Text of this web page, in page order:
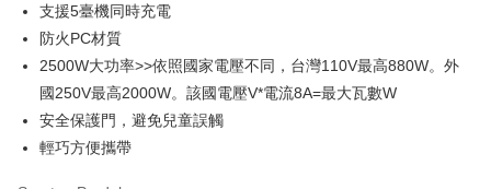
萊爾富取貨付款
NT$60/pesanan | Penghantaran percuma untuk pesanan
NT$598 atau lebih
付款後萊爾富取貨
NT$60/pesanan | Penghantaran percuma untuk pesanan
支援5臺機同時充電
防火PC材質
2500W大功率>>依照國家電壓不同，台灣110V最高880W。外
國250V最高2000W。該國電壓V*電流8A=最大瓦數W
安全保護門，避免兒童誤觸
輕巧方便攜帶